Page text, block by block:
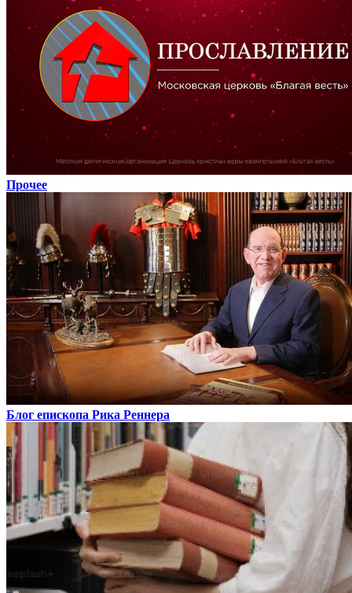
Прочее
Блог епископа Рика Реннера